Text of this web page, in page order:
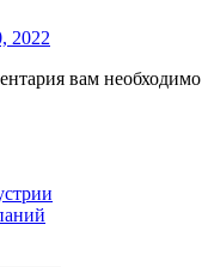
2022
вам необходимо